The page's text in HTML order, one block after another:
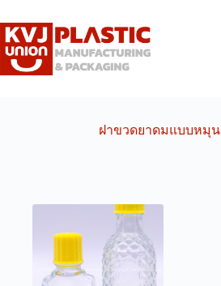
to
content
ฝาขวดยาดมแบบหมุน